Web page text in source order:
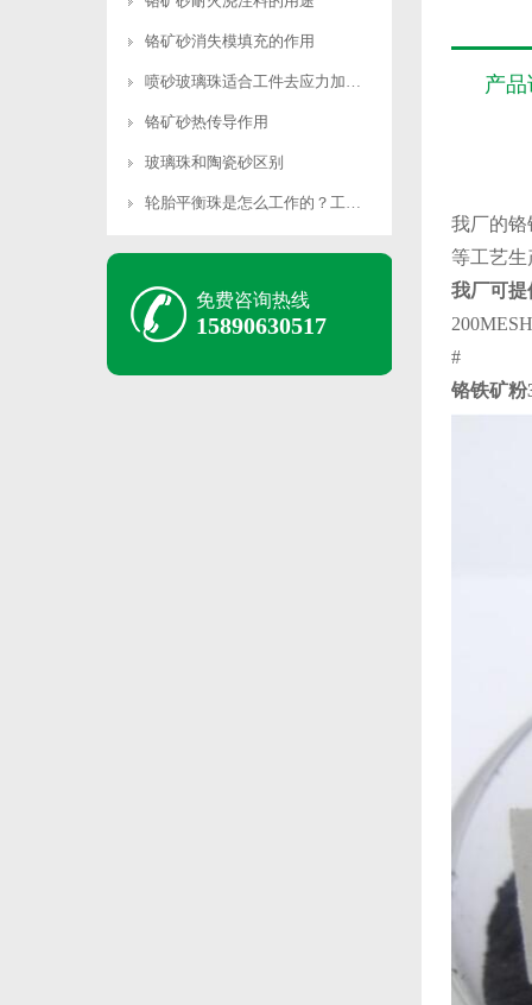
铬矿砂消失模填充的作用
喷砂玻璃珠适合工件去应力加工吗
铬矿砂热传导作用
玻璃珠和陶瓷砂区别
轮胎平衡珠是怎么工作的？工作原理是什么？
免费咨询热线
15890630517
产
我厂的
等工艺
我厂可提
#
铬铁矿粉